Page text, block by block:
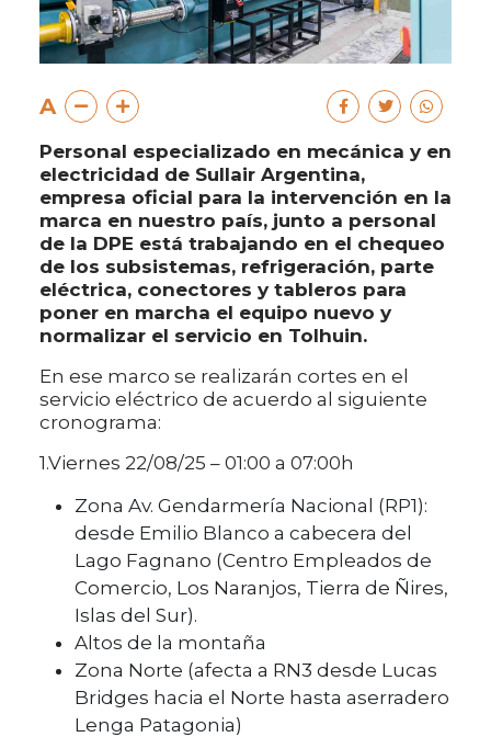
A
Personal especializado en mecánica y en
electricidad de Sullair Argentina,
empresa oficial para la intervención en la
marca en nuestro país, junto a personal
de la DPE está trabajando en el chequeo
de los subsistemas, refrigeración, parte
eléctrica, conectores y tableros para
poner en marcha el equipo nuevo y
normalizar el servicio en Tolhuin.
En ese marco se realizarán cortes en el
servicio eléctrico de acuerdo al siguiente
cronograma:
1.Viernes 22/08/25 – 01:00 a 07:00h
Zona Av. Gendarmería Nacional (RP1):
desde Emilio Blanco a cabecera del
Lago Fagnano (Centro Empleados de
Comercio, Los Naranjos, Tierra de Ñires,
Islas del Sur).
Altos de la montaña
Zona Norte (afecta a RN3 desde Lucas
Bridges hacia el Norte hasta aserradero
Lenga Patagonia)